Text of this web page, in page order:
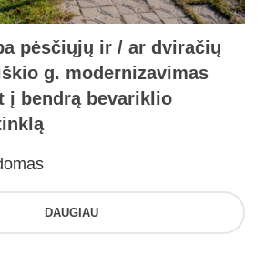
pėsčiųjų ir / ar dviračių
g. modernizavimas
į bendrą bevariklio
DAUGIAU